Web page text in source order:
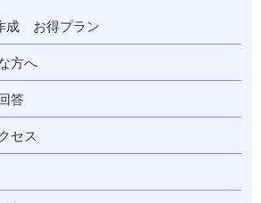
成 お得プラン
方へ
答
セス